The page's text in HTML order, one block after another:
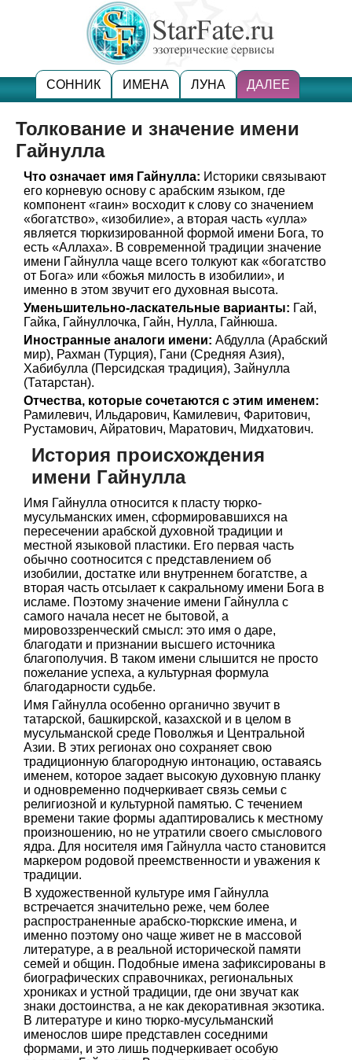
СОННИК ИМЕНА ЛУНА ДАЛЕЕ
Толкование и значение имени
Гайнулла
Что означает имя Гайнулла: Историки связывают
его корневую основу с арабским языком, где
компонент «гаин» восходит к слову со значением
«богатство», «изобилие», а вторая часть «улла»
является тюркизированной формой имени Бога, то
есть «Аллаха». В современной традиции значение
имени Гайнулла чаще всего толкуют как «богатство
от Бога» или «божья милость в изобилии», и
именно в этом звучит его духовная высота.
Уменьшительно-ласкательные варианты: Гай,
Гайка, Гайнуллочка, Гайн, Нулла, Гайнюша.
Иностранные аналоги имени: Абдулла (Арабский
мир), Рахман (Турция), Гани (Средняя Азия),
Хабибулла (Персидская традиция), Зайнулла
(Татарстан).
Отчества, которые сочетаются с этим именем:
Рамилевич, Ильдарович, Камилевич, Фаритович,
Рустамович, Айратович, Маратович, Мидхатович.
История происхождения
имени Гайнулла
Имя Гайнулла относится к пласту тюрко-
мусульманских имен, сформировавшихся на
пересечении арабской духовной традиции и
местной языковой пластики. Его первая часть
обычно соотносится с представлением об
изобилии, достатке или внутреннем богатстве, а
вторая часть отсылает к сакральному имени Бога в
исламе. Поэтому значение имени Гайнулла с
самого начала несет не бытовой, а
мировоззренческий смысл: это имя о даре,
благодати и признании высшего источника
благополучия. В таком имени слышится не просто
пожелание успеха, а культурная формула
благодарности судьбе.
Имя Гайнулла особенно органично звучит в
татарской, башкирской, казахской и в целом в
мусульманской среде Поволжья и Центральной
Азии. В этих регионах оно сохраняет свою
традиционную благородную интонацию, оставаясь
именем, которое задает высокую духовную планку
и одновременно подчеркивает связь семьи с
религиозной и культурной памятью. С течением
времени такие формы адаптировались к местному
произношению, но не утратили своего смыслового
ядра. Для носителя имя Гайнулла часто становится
маркером родовой преемственности и уважения к
традиции.
В художественной культуре имя Гайнулла
встречается значительно реже, чем более
распространенные арабско-тюркские имена, и
именно поэтому оно чаще живет не в массовой
литературе, а в реальной исторической памяти
семей и общин. Подобные имена зафиксированы в
биографических справочниках, региональных
хрониках и устной традиции, где они звучат как
знаки достоинства, а не как декоративная экзотика.
В литературе и кино тюрко-мусульманский
именослов шире представлен соседними
формами, и это лишь подчеркивает особую